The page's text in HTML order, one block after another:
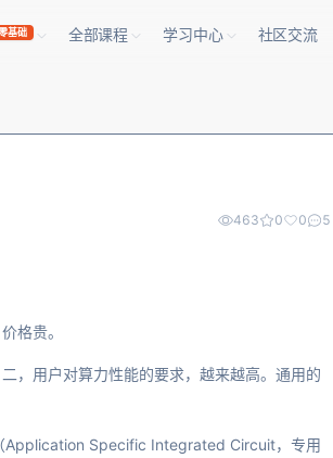
基础 全部课程 学习中心 社区交流
463 0 0 5
格贵。
，用户对算力性能的要求，越来越高。通用的
Application Specific Integrated Circuit，专用